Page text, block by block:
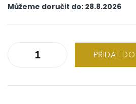
cena:
Můžeme doručit do: 28.8.2026
PŘIDAT